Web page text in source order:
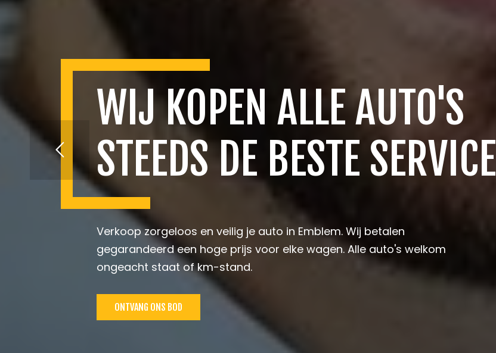
WIJ KOPEN ALLE AUTO'S
STEEDS DE BESTE SERVICE
Verkoop zorgeloos en veilig je auto in Emblem. Wij betalen
gegarandeerd een hoge prijs voor elke wagen. Alle auto's welkom
ongeacht staat of km-stand.
ONTVANG ONS BOD